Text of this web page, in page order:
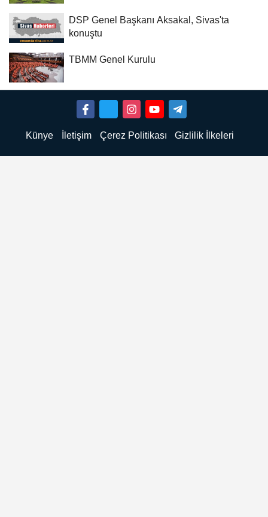
DSP Genel Başkanı Aksakal, Sivas'ta
konuştu
TBMM Genel Kurulu
Künye İletişim Çerez Politikası Gizlilik İlkeleri